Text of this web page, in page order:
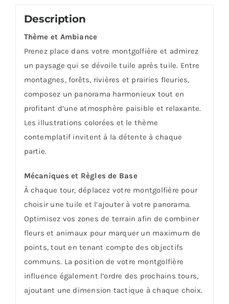
Description
Thème et Ambiance
Prenez place dans votre montgolfière et admirez
un paysage qui se dévoile tuile après tuile. Entre
montagnes, forêts, rivières et prairies fleuries,
composez un panorama harmonieux tout en
profitant d’une atmosphère paisible et relaxante.
Les illustrations colorées et le thème
contemplatif invitent à la détente à chaque
partie.
Mécaniques et Règles de Base
À chaque tour, déplacez votre montgolfière pour
choisir une tuile et l’ajouter à votre panorama.
Optimisez vos zones de terrain afin de combiner
fleurs et animaux pour marquer un maximum de
points, tout en tenant compte des objectifs
communs. La position de votre montgolfière
influence également l’ordre des prochains tours,
ajoutant une dimension tactique à chaque choix.